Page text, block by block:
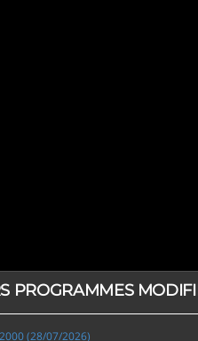
PROGRAMMES
(28/07/2026)